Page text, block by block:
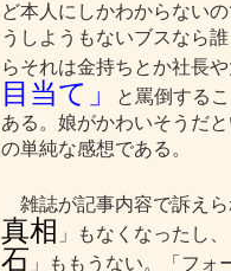
ど本人にしかわからない
うしようもないブスなら
らそれは金持ちとか社長
目当て」
と罵倒する
ある。娘がかわいそうだ
の単純な感想である。
雑誌が記事内容で訴えら
真相 」もなくなったし
石 」ももうない。「フ